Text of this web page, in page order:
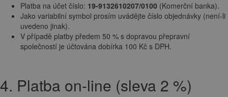
Platba na účet číslo: 19-9132610207/0100 (Komerční banka).
Jako variabilní symbol prosím uvádějte číslo objednávky (není-li
uvedeno jinak).
V případě platby předem 50 % s dopravou přepravní
společností je účtována dobírka 100 Kč s DPH.
4. Platba on-line (sleva 2 %)